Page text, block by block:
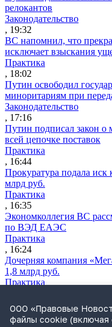
релокантов
Законодательство
, 19:32
ВС напомнил, что
исключает взыскания
Практика
, 18:02
Путин освободил
миноритариям при
Законодательство
, 17:16
Путин подписал закон о
всей цепочке поставок
Практика
, 16:44
Прокуратура подала
млрд руб.
Практика
, 16:35
Экономколлегия ВС
по ВЭД ЕАЭС
Практика
, 16:24
Дочерняя компания
1,8 млрд руб.
Практика
СИП проверит отмену
устройствами после
ООО «Правовые
файлы cookie